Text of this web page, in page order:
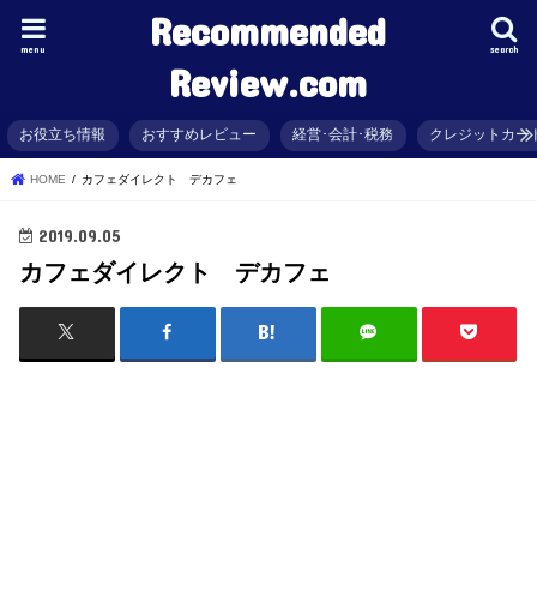
Recommended
Review.com
search
menu
お役立ち情報 おすすめレビュー 経営･会計･税務 クレジットカー
HOME カフェダイレクト デカフェ
2019.09.05
カフェダイレクト デカフェ